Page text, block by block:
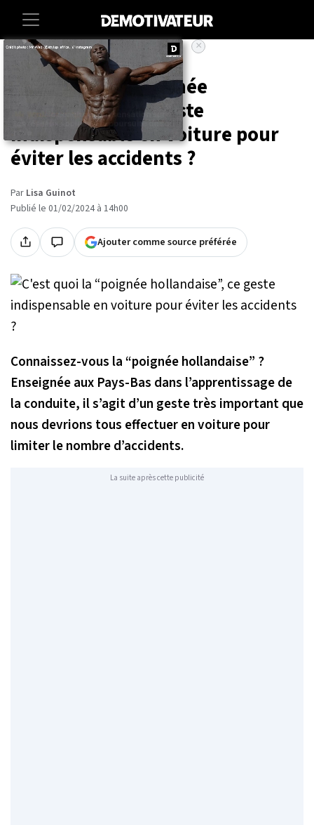
Accueil Vie-pratique
C'est quoi la “poignée
hollandaise”, ce geste
indispensable en voiture pour
éviter les accidents ?
Par Lisa Guinot
Publié le 01/02/2024 à 14h00
Ajouter comme source préférée
Connaissez-vous la “poignée hollandaise” ?
Enseignée aux Pays-Bas dans l’apprentissage de
la conduite, il s’agit d’un geste très important que
nous devrions tous effectuer en voiture pour
limiter le nombre d’accidents.
La suite après cette publicité
×